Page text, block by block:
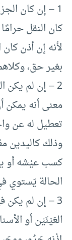
1 – إن كان
كان النقل
لأنه إن أذن
بغير حق،
2 – إن لم يكن
معنى أنه يمكن
تعطيل له عن
وذلك كاليدين
كسب عيْشه أو
الحالة يَستوي
3 – إن لم يكن
العَيْنَيْن أو